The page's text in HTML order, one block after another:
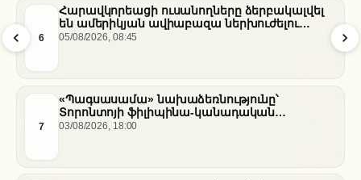
6
Հարավկորեացի ուսանողները ձերբակալվել
են ամերիկյան ավիաբազա ներխուժելու
համար
05/08/2026, 08:45
7
«Պագսասամա» նախաձեռնությունը՝
Տորոնտոյի ֆիլիպինա-կանադական
արվեստագետների համար
03/08/2026, 18:00